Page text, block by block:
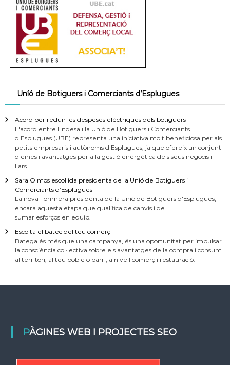
Uníó de Botiguers i Comerciants d’Esplugues
Acord per reduir les despeses elèctriques dels botiguers
L'acord entre Endesa i la Unió de Botiguers i Comerciants
d'Esplugues (UBE) representa una iniciativa molt beneficiosa per als
petits empresaris i autònoms d'Esplugues, ja que ofereix un conjunt
d'eines i avantatges per a la gestió energètica dels seus negocis i
llars.
Sara Olmos escollida presidenta de la Unió de Botiguers i
Comerciants d’Esplugues
La nova i primera presidenta de la Unió de Botiguers d'Esplugues,
encara aquesta etapa que qualifica de canvis i de
sumar esforços en equip.
Escolta el batec del teu comerç
Batega és més que una campanya, és una oportunitat per impulsar
la consciència col·lectiva sobre els avantatges de la compra i consum
al territori, al teu poble o barri, a nivell comerç i restauració.
PÀGINES WEB I PROJECTES SEO